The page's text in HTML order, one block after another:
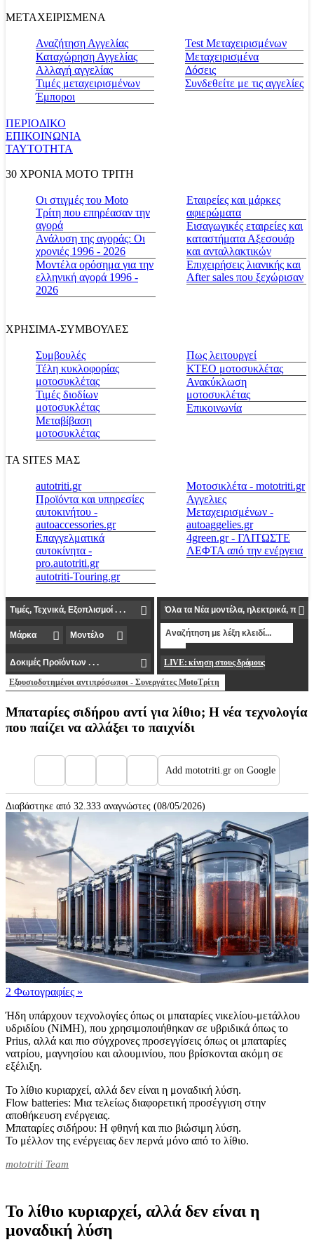
ΜΕΤΑΧΕΙΡΙΣΜΕΝΑ
Αναζήτηση Αγγελίας
Καταχώρηση Αγγελίας
Αλλαγή αγγελίας
Τιμές μεταχειρισμένων
Έμποροι
Test Μεταχειρισμένων
Μεταχειρισμένα
Δόσεις
Συνδεθείτε με τις αγγελίες
ΠΕΡΙΟΔΙΚΟ
ΕΠΙΚΟΙΝΩΝΙΑ
ΤΑΥΤΟΤΗΤΑ
30 ΧΡΟΝΙΑ MOTO ΤΡΙΤΗ
Οι στιγμές του Moto
Τρίτη που επηρέασαν την
αγορά
Ανάλυση της αγοράς: Οι
χρονιές 1996 - 2026
Μοντέλα ορόσημα για την
ελληνική αγορά 1996 -
2026
Εταιρείες και μάρκες
αφιερώματα
Εισαγωγικές εταιρείες και
καταστήματα Αξεσουάρ
και ανταλλακτικών
Επιχειρήσεις λιανικής και
After sales που ξεχώρισαν
ΧΡΗΣΙΜΑ-ΣΥΜΒΟΥΛΕΣ
Συμβουλές
Τέλη κυκλοφορίας
μοτοσυκλέτας
Τιμές διοδίων
μοτοσυκλέτας
Μεταβίβαση
μοτοσυκλέτας
Πως λειτουργεί
ΚΤΕΟ μοτοσυκλέτας
Ανακύκλωση
μοτοσυκλέτας
Επικοινωνία
ΤΑ SITES ΜΑΣ
autotriti.gr
Προϊόντα και υπηρεσίες
αυτοκινήτου -
autoaccessories.gr
Επαγγελματικά
αυτοκίνητα -
pro.autotriti.gr
autotriti-Touring.gr
Μοτοσικλέτα - mototriti.gr
Αγγελιες
Μεταχειρισμένων -
autoaggelies.gr
4green.gr - ΓΛΙΤΩΣΤΕ
ΛΕΦΤΑ από την ενέργεια
LIVE: κίνηση στους δρόμους
Εξουσιοδοτημένοι αντιπρόσωποι - Συνεργάτες MotoΤρίτη
Μπαταρίες σιδήρου αντί για λίθιο; Η νέα τεχνολογία
που παίζει να αλλάξει το παιχνίδι
Add mototriti.gr on Google
Διαβάστηκε από 32.333 αναγνώστες (08/05/2026)
2 Φωτογραφίες »
Ήδη υπάρχουν τεχνολογίες όπως οι μπαταρίες νικελίου-μετάλλου
υδριδίου (NiMH), που χρησιμοποιήθηκαν σε υβριδικά όπως το
Prius, αλλά και πιο σύγχρονες προσεγγίσεις όπως οι μπαταρίες
νατρίου, μαγνησίου και αλουμινίου, που βρίσκονται ακόμη σε
εξέλιξη.
Το λίθιο κυριαρχεί, αλλά δεν είναι η μοναδική λύση.
Flow batteries: Μια τελείως διαφορετική προσέγγιση στην
αποθήκευση ενέργειας.
Μπαταρίες σιδήρου: Η φθηνή και πιο βιώσιμη λύση.
Το μέλλον της ενέργειας δεν περνά μόνο από το λίθιο.
mototriti Team
Το λίθιο κυριαρχεί, αλλά δεν είναι η
μοναδική λύση